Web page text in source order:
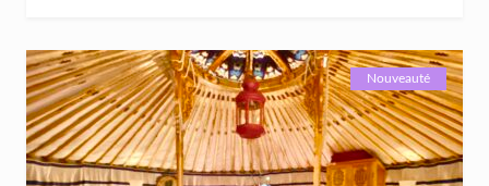
Nouveauté